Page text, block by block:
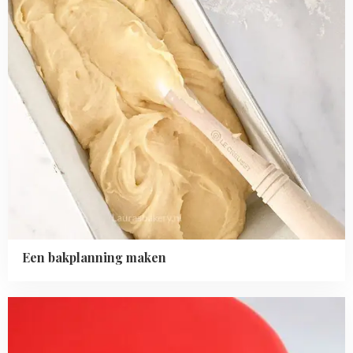
Een bakplanning maken